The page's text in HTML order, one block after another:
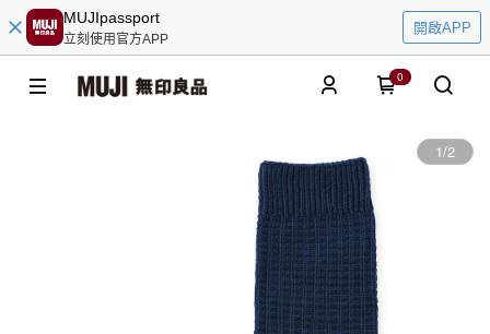
MUJIpassport
立刻使用官方APP
開啟APP
0
1/2